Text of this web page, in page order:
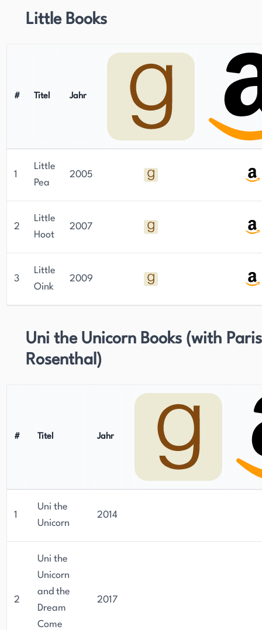
Little Books
# Titel Jahr
1
Little
Pea
2005
2
Little
Hoot
2007
3
Little
Oink
2009
Uni the Unicorn Books (with Paris
Rosenthal)
# Titel Jahr
1
Uni the
Unicorn
2014
2
Uni the
Unicorn
and the
Dream
Come
2017